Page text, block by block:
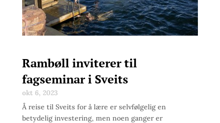
Rambøll inviterer til
fagseminar i Sveits
okt 6, 2023
Å reise til Sveits for å lære er selvfølgelig en
betydelig investering, men noen ganger er